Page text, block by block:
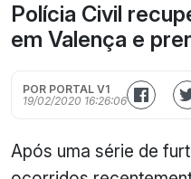
Polícia Civil
em Valença e
POR PORTAL V1
19/02/2020 16:26:06
Após uma série de